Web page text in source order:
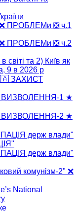
❌ ПРОБЛЕМи ❎ ч.1
❌ ПРОБЛЕМи ❎ ч.2
та 2) Київ як
9 в 2026 р
ЗАХИСТ
ВИЗВОЛЕННЯ-1 ★
ВИЗВОЛЕННЯ-2 ★
держ влади"
держ влади"
комунізм-2" ❌
National